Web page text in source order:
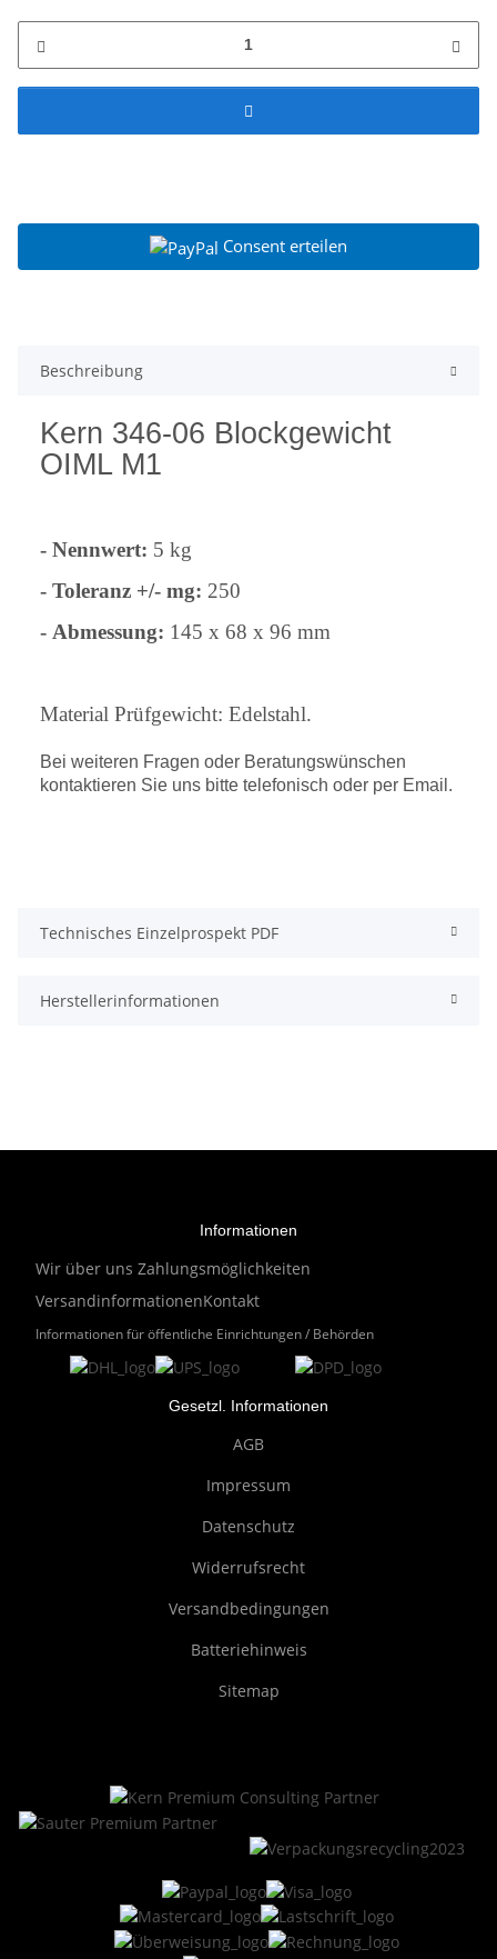
Consent erteilen
Beschreibung
Kern 346-06 Blockgewicht
OIML M1
- Nennwert: 5 kg
- Toleranz +/- mg: 250
- Abmessung: 145 x 68 x 96 mm
Material Prüfgewicht: Edelstahl.
Bei weiteren Fragen oder Beratungswünschen
kontaktieren Sie uns bitte telefonisch oder per Email.
Technisches Einzelprospekt PDF
Herstellerinformationen
Informationen
Wir über uns Zahlungsmöglichkeiten
VersandinformationenKontakt
Informationen für öffentliche Einrichtungen / Behörden
Gesetzl. Informationen
AGB
Impressum
Datenschutz
Widerrufsrecht
Versandbedingungen
Batteriehinweis
Sitemap